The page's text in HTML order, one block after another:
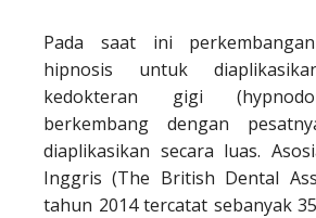
Pada saat ini
hipnosis untuk
kedokteran gigi
berkembang dengan
diaplikasikan secara luas.
Inggris (The British Dental
tahun 2014 tercatat sebanyak